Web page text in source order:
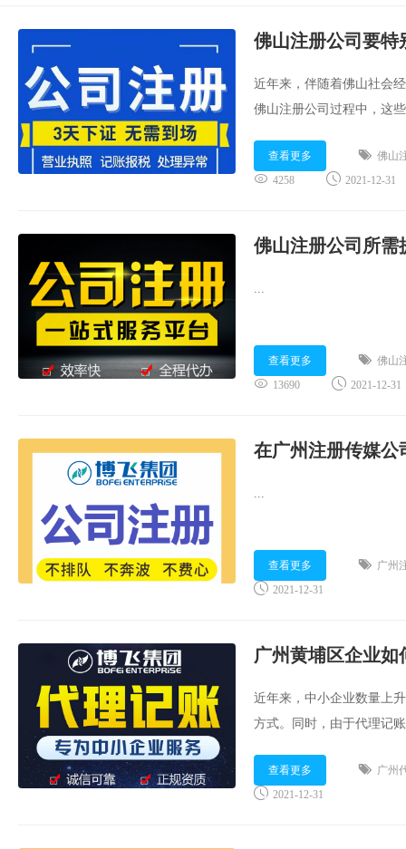
佛山注册公司要特
近年来，伴随着佛山社会
佛山注册公司过程中，这
查看更多
佛山
4258
2021-12-31
佛山注册公司所需
...
查看更多
佛山
13690
2021-12-31
在广州注册传媒公
...
查看更多
广州
2021-12-31
广州黄埔区企业如
近年来，中小企业数量上
方式。同时，由于代理记
查看更多
广州
2021-12-31